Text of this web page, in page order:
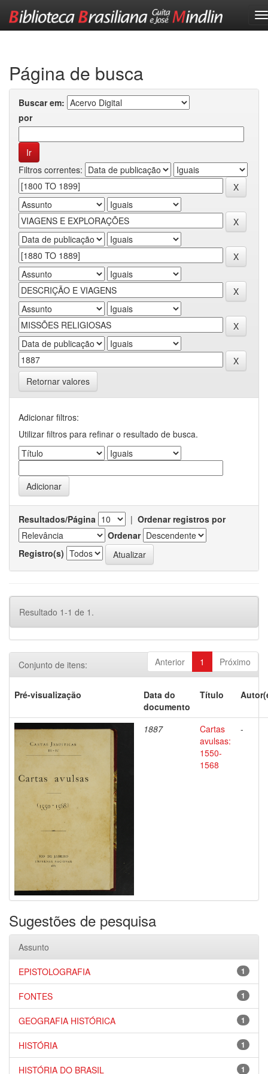
Página de busca
Buscar em:
por
Filtros correntes:
Retornar valores
Adicionar filtros:
Utilizar filtros para refinar o resultado de busca.
Resultados/Página | Ordenar registros por
Ordenar
Registro(s)
Resultado 1-1 de 1.
Anterior 1 Próximo
Conjunto de itens:
Pré-visualização
Data do
documento
Título
1887
Cartas
avulsas:
1550-
1568
-
Sugestões de pesquisa
Assunto
1
EPISTOLOGRAFIA
1
FONTES
1
GEOGRAFIA HISTÓRICA
1
HISTÓRIA
1
HISTÓRIA DO BRASIL